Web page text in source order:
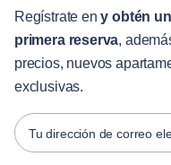
Servicios para huéspedes
Guías de ciudades
Socios
Operadores de alquiler
Propietarios
English
Português
Español
Français
Regístrate eny obtén
primera reserva,
precios, nuevos
exclusivas.
Tu dirección de correo